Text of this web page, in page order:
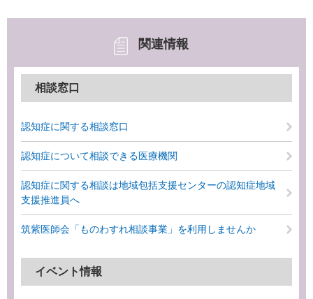
関連情報
相談窓口
認知症に関する相談窓口
認知症について相談できる医療機関
認知症に関する相談は地域包括支援センターの認知症地域
支援推進員へ
筑紫医師会「ものわすれ相談事業」を利用しませんか
イベント情報